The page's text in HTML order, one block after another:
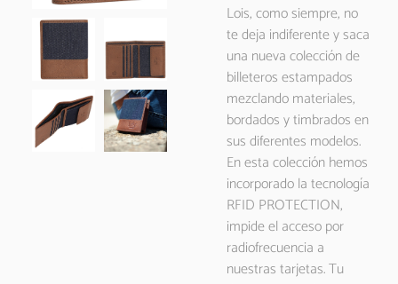
Lois, como siempre, no
te deja indiferente y saca
una nueva colección de
billeteros estampados
mezclando materiales,
bordados y timbrados en
sus diferentes modelos.
En esta colección hemos
incorporado la tecnología
RFID PROTECTION,
impide el acceso por
radiofrecuencia a
nuestras tarjetas. Tu